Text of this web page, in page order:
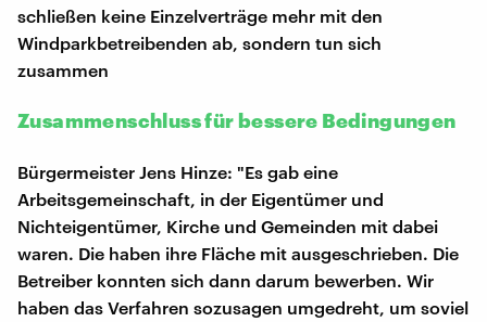
schließen keine Einzelverträge mehr mit den
Windparkbetreibenden ab, sondern tun sich
zusammen
Zusammenschluss für bessere Bedingungen
Bürgermeister Jens Hinze: "Es gab eine
Arbeitsgemeinschaft, in der Eigentümer und
Nichteigentümer, Kirche und Gemeinden mit dabei
waren. Die haben ihre Fläche mit ausgeschrieben. Die
Betreiber konnten sich dann darum bewerben. Wir
haben das Verfahren sozusagen umgedreht, um soviel